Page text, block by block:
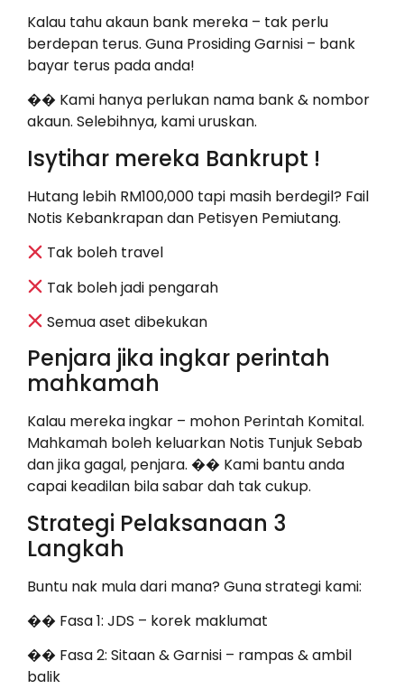
Kalau tahu akaun bank mereka – tak perlu
berdepan terus. Guna Prosiding Garnisi – bank
bayar terus pada anda!
�� Kami hanya perlukan nama bank & nombor
akaun. Selebihnya, kami uruskan.
Isytihar mereka Bankrupt !
Hutang lebih RM100,000 tapi masih berdegil? Fail
Notis Kebankrapan dan Petisyen Pemiutang.
Tak boleh travel
Tak boleh jadi pengarah
Semua aset dibekukan
Penjara jika ingkar perintah
mahkamah
Kalau mereka ingkar – mohon Perintah Komital.
Mahkamah boleh keluarkan Notis Tunjuk Sebab
dan jika gagal, penjara. �� Kami bantu anda
capai keadilan bila sabar dah tak cukup.
Strategi Pelaksanaan 3
Langkah
Buntu nak mula dari mana? Guna strategi kami:
�� Fasa 1: JDS – korek maklumat
�� Fasa 2: Sitaan & Garnisi – rampas & ambil
balik